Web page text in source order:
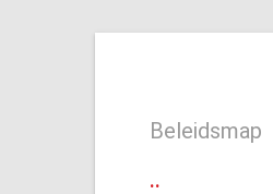
Beleidsmap
..